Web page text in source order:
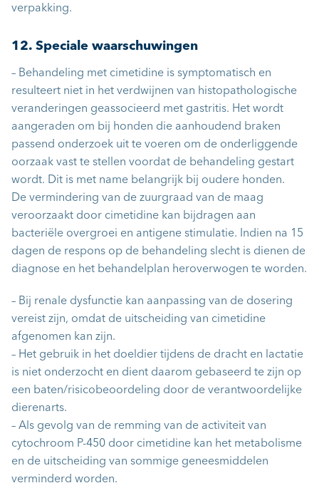
verpakking.
12. Speciale waarschuwingen
– Behandeling met cimetidine is symptomatisch en
resulteert niet in het verdwijnen van histopathologische
veranderingen geassocieerd met gastritis. Het wordt
aangeraden om bij honden die aanhoudend braken
passend onderzoek uit te voeren om de onderliggende
oorzaak vast te stellen voordat de behandeling gestart
wordt. Dit is met name belangrijk bij oudere honden.
De vermindering van de zuurgraad van de maag
veroorzaakt door cimetidine kan bijdragen aan
bacteriële overgroei en antigene stimulatie. Indien na 15
dagen de respons op de behandeling slecht is dienen de
diagnose en het behandelplan heroverwogen te worden.
– Bij renale dysfunctie kan aanpassing van de dosering
vereist zijn, omdat de uitscheiding van cimetidine
afgenomen kan zijn.
– Het gebruik in het doeldier tijdens de dracht en lactatie
is niet onderzocht en dient daarom gebaseerd te zijn op
een baten/risicobeoordeling door de verantwoordelijke
dierenarts.
– Als gevolg van de remming van de activiteit van
cytochroom P-450 door cimetidine kan het metabolisme
en de uitscheiding van sommige geneesmiddelen
verminderd worden.